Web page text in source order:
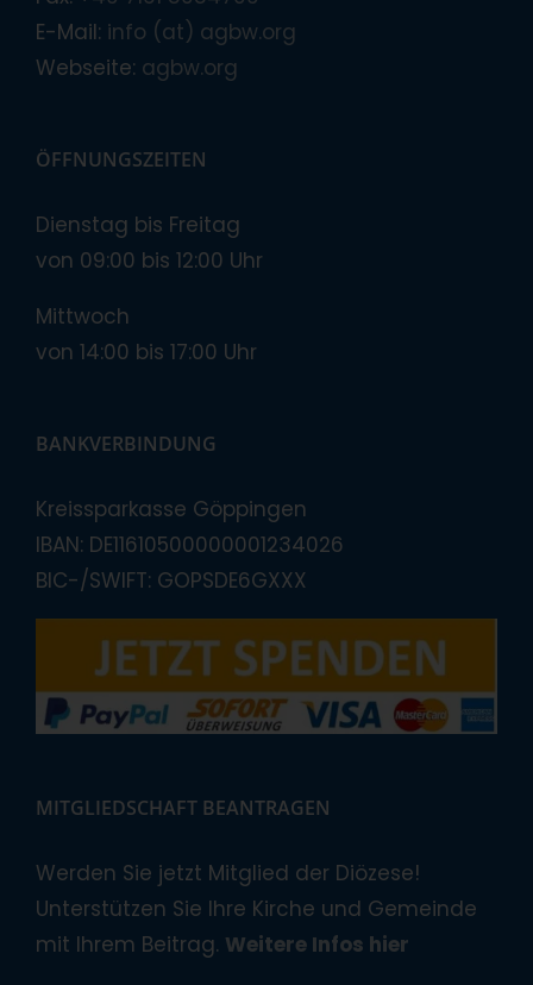
E-Mail: info (at) agbw.org
Webseite: agbw.org
ÖFFNUNGSZEITEN
Dienstag bis Freitag
von 09:00 bis 12:00 Uhr
Mittwoch
von 14:00 bis 17:00 Uhr
BANKVERBINDUNG
Kreissparkasse Göppingen
IBAN: DE11610500000001234026
BIC-/SWIFT: GOPSDE6GXXX
MITGLIEDSCHAFT BEANTRAGEN
Werden Sie jetzt Mitglied der Diözese!
Unterstützen Sie Ihre Kirche und Gemeinde
mit Ihrem Beitrag. Weitere Infos hier